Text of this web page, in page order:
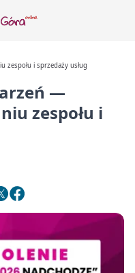
zespołu i sprzedaży usług
—
zespołu i